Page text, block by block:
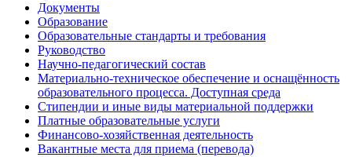
Документы
Образование
Образовательные стандарты и требования
Руководство
Научно-педагогический состав
Материально-техническое обеспечение и оснащённость
образовательного процесса. Доступная среда
Стипендии и иные виды материальной поддержки
Платные образовательные услуги
Финансово-хозяйственная деятельность
Вакантные места для приема (перевода)